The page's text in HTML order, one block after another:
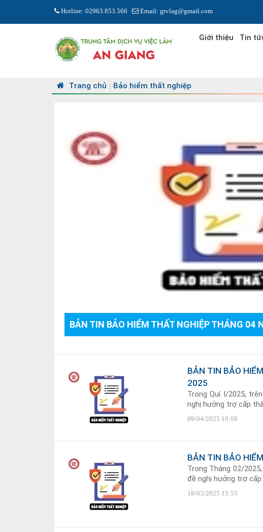
Hotline: 02963.853.566 Email: gtvlag@gmail.com
Giới thiệu Tin
Trang chủ | Bảo hiểm thất nghiệp
BẢN TIN BẢO HIỂM THẤT NGHIỆP THÁNG 04
BẢN TIN BẢO
2025
Trong Quí I/2025,
nghị hưởng trợ cấp
09/04/2025 10:08
BẢN TIN BẢO
Trong Tháng 02/
đề nghị hưởng trợ cấp
18/03/2025 15:55